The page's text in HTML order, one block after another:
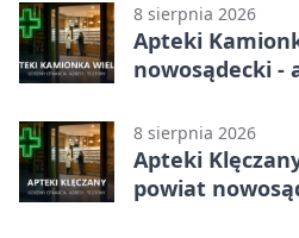
8 sierpnia 2026
Apteki
nowosądecki -
8 sierpnia 2026
Apteki
powiat